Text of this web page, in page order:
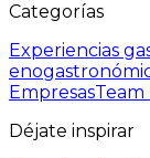
Categorías
Experiencias
Empresas
Déjate inspirar